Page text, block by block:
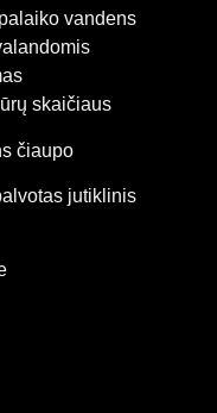
vandens
skaičiaus
čiaupo
jutiklinis